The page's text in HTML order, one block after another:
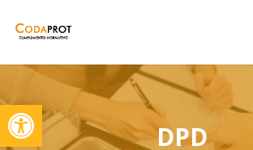
Abrir barra de herramientas
DPD